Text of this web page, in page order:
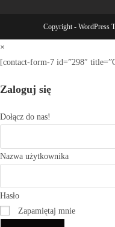
Copyright - WordPress
×
[contact-form-7 id=”298″
Zaloguj się
Dołącz do nas!
Nazwa użytkownika
Hasło
Zapamiętaj mnie